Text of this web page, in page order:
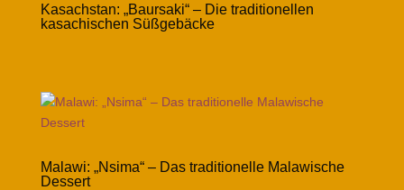
Kasachstan: „Baursaki“ – Die traditionellen
kasachischen Süßgebäcke
Malawi: „Nsima“ – Das traditionelle Malawische
Dessert